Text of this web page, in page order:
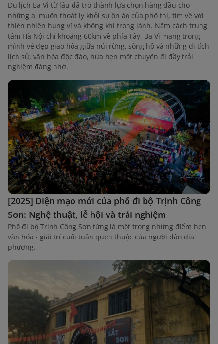
Du lịch Ba Vì từ lâu đã trở thành lựa chọn hàng đầu cho
những ai muốn thoát ly khỏi sự ồn ào của phố thị, tìm về với
thiên nhiên hùng vĩ và không khí trong lành. Nằm cách trung
tâm Hà Nội chỉ khoảng 60km về phía Tây, Ba Vì mang trong
mình vẻ đẹp giao hòa giữa núi rừng, sông hồ và những di tích
lịch sử, văn hóa độc đáo, hứa hẹn một chuyến đi đầy trải
nghiệm đáng nhớ.
[2025] Diện mạo mới của phố đi bộ Trịnh Công
Sơn: Nghệ thuật, lễ hội và trải nghiệm
Phố đi bộ Trịnh Công Sơn từng là một trong những điểm hẹn
văn hóa - giải trí cuối tuần quen thuộc của người dân địa
phương.